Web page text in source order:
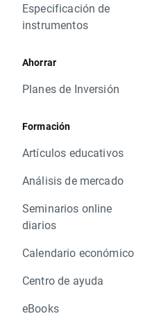
Especificación de
instrumentos
Ahorrar
Planes de Inversión
Formación
Artículos educativos
Análisis de mercado
Seminarios online
diarios
Calendario económico
Centro de ayuda
eBooks